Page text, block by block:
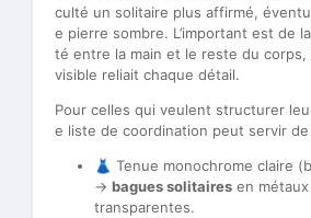
culté un solitaire plus affirmé,
e pierre sombre. L’important est de
té entre la main et le reste du corps,
visible reliait chaque détail.
Pour celles qui veulent structurer
e liste de coordination peut servir de
👗 Tenue monochrome claire
→ bagues solitaires en
transparentes.